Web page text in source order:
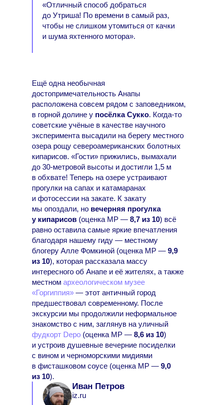
«Отличный способ добраться
до Утриша! По времени в самый раз,
чтобы не слишком утомиться от качки
и шума яхтенного мотора».
Ещё одна необычная
достопримечательность Анапы
расположена совсем рядом с заповедником,
в горной долине у посёлка Сукко. Когда-то
советские учёные в качестве научного
эксперимента высадили на берегу местного
озера рощу североамериканских болотных
кипарисов. «Гости» прижились, вымахали
до 30-метровой высоты и достигли 1,5 м
в обхвате! Теперь на озере устраивают
прогулки на сапах и катамаранах
и фотосессии на закате. К закату
мы опоздали, но вечерняя прогулка
у кипарисов (оценка МР — 8,7 из 10) всё
равно оставила самые яркие впечатления
благодаря нашему гиду — местному
блогеру Алле Фомкиной (оценка МР — 9,9
из 10), которая рассказала массу
интересного об Анапе и её жителях, а также
местном археологическом музее
«Горгиппия» — этот античный город
предшествовал современному. После
экскурсии мы продолжили неформальное
знакомство с ним, заглянув на уличный
фудкорт Depo (оценка МР — 8,6 из 10)
и устроив душевные вечерние посиделки
с вином и черноморскими мидиями
в фисташковом соусе (оценка МР — 9,0
из 10).
Иван Петров
iz.ru